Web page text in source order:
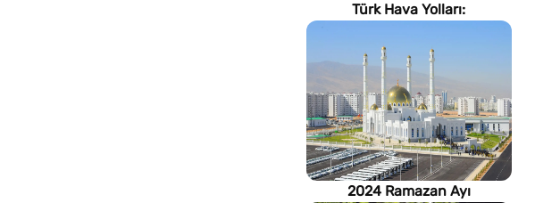
Türk Hava Yolları:
2024 Ramazan Ayı